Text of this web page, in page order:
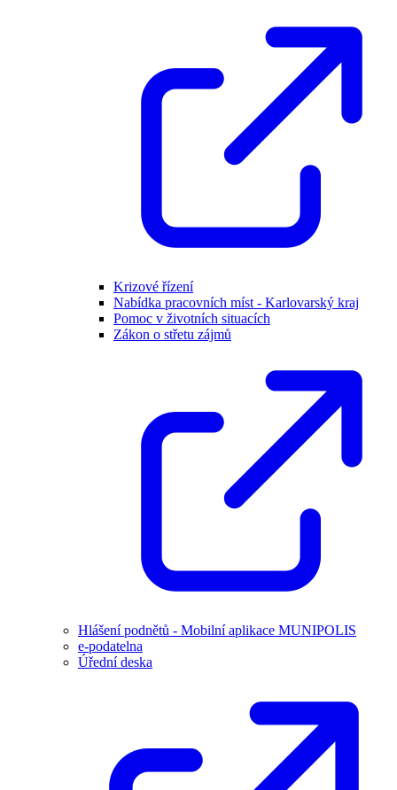
Krizové řízení
Nabídka pracovních míst - Karlovarský kraj
Pomoc v životních situacích
Zákon o střetu zájmů
Hlášení podnětů - Mobilní aplikace MUNIPOLIS
e-podatelna
Úřední deska